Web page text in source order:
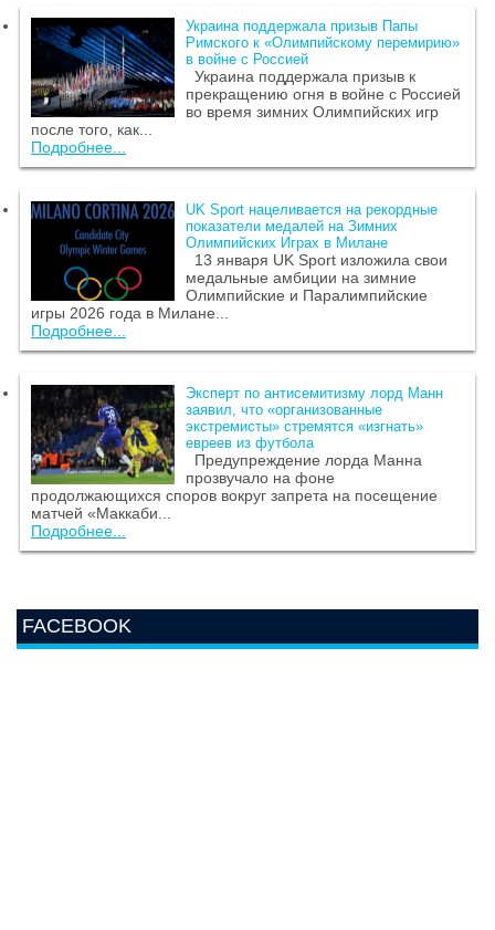
Украина поддержала призыв Папы
Римского к «Олимпийскому перемирию»
в войне с Россией
Украина поддержала призыв к
прекращению огня в войне с Россией
во время зимних Олимпийских игр
после того, как...
Подробнее...
UK Sport нацеливается на рекордные
показатели медалей на Зимних
Олимпийских Играх в Милане
13 января UK Sport изложила свои
медальные амбиции на зимние
Олимпийские и Паралимпийские
игры 2026 года в Милане...
Подробнее...
Эксперт по антисемитизму лорд Манн
заявил, что «организованные
экстремисты» стремятся «изгнать»
евреев из футбола
Предупреждение лорда Манна
прозвучало на фоне
продолжающихся споров вокруг запрета на посещение
матчей «Маккаби...
Подробнее...
FACEBOOK